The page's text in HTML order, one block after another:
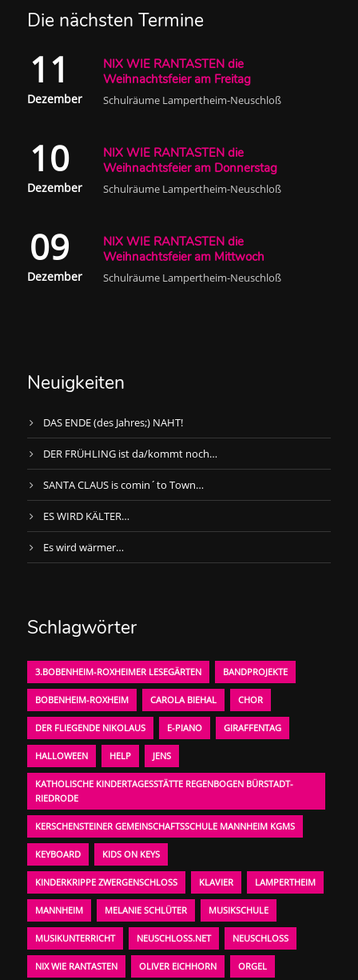
Die nächsten Termine
11
Dezember
NIX WIE RANTASTEN die
Weihnachtsfeier am Freitag
Schulräume Lampertheim-Neuschloß
10
Dezember
NIX WIE RANTASTEN die
Weihnachtsfeier am Donnerstag
Schulräume Lampertheim-Neuschloß
09
Dezember
NIX WIE RANTASTEN die
Weihnachtsfeier am Mittwoch
Schulräume Lampertheim-Neuschloß
Neuigkeiten
DAS ENDE (des Jahres;) NAHT!
DER FRÜHLING ist da/kommt noch…
SANTA CLAUS is comin´to Town…
ES WIRD KÄLTER…
Es wird wärmer…
Schlagwörter
3.BOBENHEIM-ROXHEIMER LESEGÄRTEN BANDPROJEKTE
BOBENHEIM-ROXHEIM CAROLA BIEHAL CHOR
DER FLIEGENDE NIKOLAUS E-PIANO GIRAFFENTAG
HALLOWEEN HELP JENS
KATHOLISCHE KINDERTAGESSTÄTTE REGENBOGEN BÜRSTADT-
RIEDRODE
KERSCHENSTEINER GEMEINSCHAFTSSCHULE MANNHEIM KGMS
KEYBOARD KIDS ON KEYS
KINDERKRIPPE ZWERGENSCHLOSS KLAVIER LAMPERTHEIM
MANNHEIM MELANIE SCHLÜTER MUSIKSCHULE
MUSIKUNTERRICHT NEUSCHLOSS.NET NEUSCHLOSS
NIX WIE RANTASTEN OLIVER EICHHORN ORGEL